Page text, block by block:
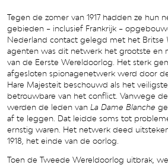
Tegen de zomer van 1917 hadden ze hun
gebieden – inclusief Frankrijk –
Nederland contact gelegd met het Britse
agenten was dit netwerk het grootste en
van de Eerste Wereldoorlog. Het sterk
afgesloten spionagenetwerk werd door
Hare Majesteit beschouwd als het
betrouwbare van het conflict. Vanwege
werden de leden van La Dame Blanche
af te leggen. Dat leidde soms tot
ernstig waren. Het netwerk deed
1918, het einde van de oorlog.
Toen de Tweede Wereldoorlog uitbrak,